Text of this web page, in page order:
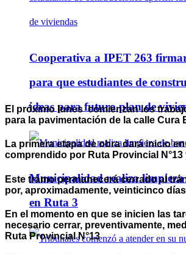
Cooperativa a IPET 263
para que estudiantes de
ideas para futuro plan de
Municipalidad realiza limpieza
en Ruta 3
El próximo lunes comienzan los
para la pavimentación de la calle Cura
La primera etapa de obra dará inicio
comprendido por Ruta Provincial N°13
Este tramo permanecerá cerrado al
por, aproximadamente, veinticinco
En el momento en que se inicien las
necesario cerrar, preventivamente,
Ruta Provincial N°13